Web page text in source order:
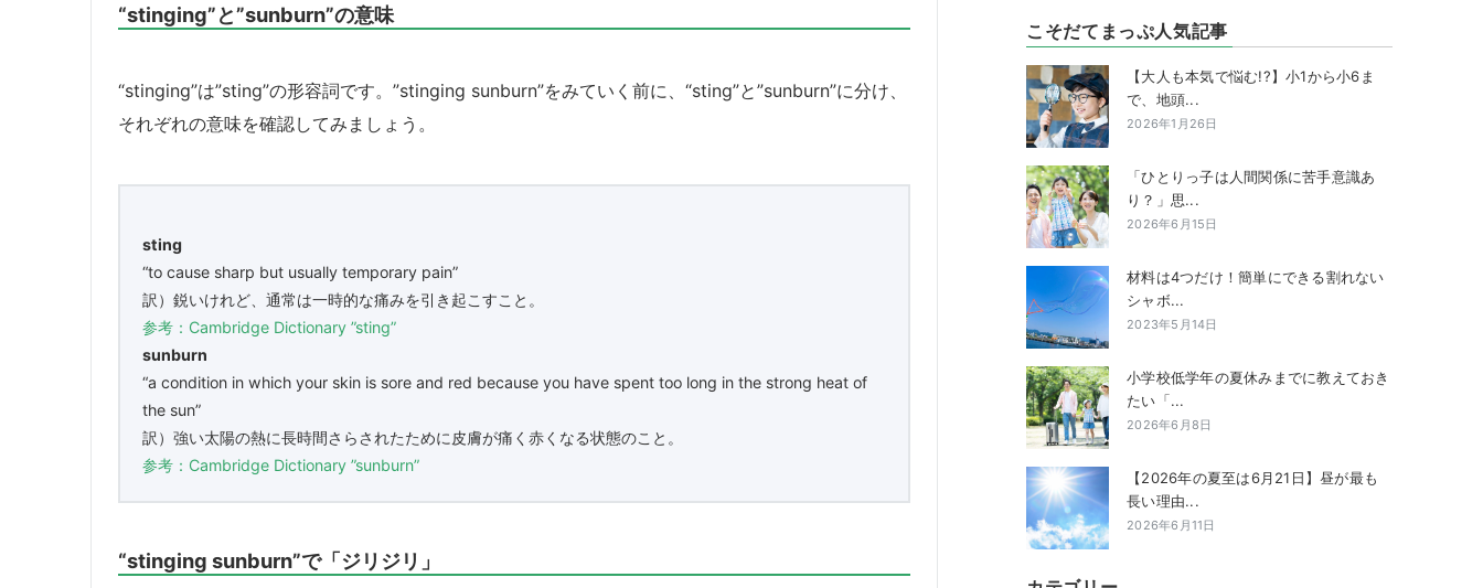
“stinging”と”sunburn”の意味
“stinging”は”sting”の形容詞です。”stinging sunburn”をみていく前に、“sting”と”sunburn”に分け、
それぞれの意味を確認してみましょう。
sting
“to cause sharp but usually temporary pain”
訳）鋭いけれど、通常は一時的な痛みを引き起こすこと。
参考：Cambridge Dictionary ”sting”
sunburn
“a condition in which your skin is sore and red because you have spent too long in the strong heat of
the sun”
訳）強い太陽の熱に長時間さらされたために皮膚が痛く赤くなる状態のこと。
参考：Cambridge Dictionary ”sunburn”
“stinging sunburn”で「ジリジリ」
こそだてまっぷ人気記事
【大人も本気で悩む!?】小1から小6ま
で、地頭...
2026年1月26日
「ひとりっ子は人間関係に苦手意識あ
り？」思...
2026年6月15日
材料は4つだけ！簡単にできる割れない
シャボ...
2023年5月14日
小学校低学年の夏休みまでに教えておき
たい「...
2026年6月8日
【2026年の夏至は6月21日】昼が最も
長い理由...
2026年6月11日